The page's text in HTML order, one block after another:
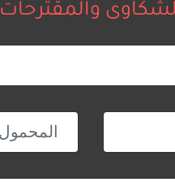
والمقترحات